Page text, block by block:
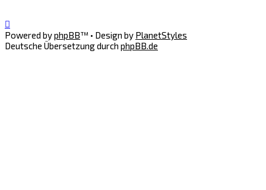
Powered byphpBB™ • Design by PlanetStyles
Deutsche Übersetzung durch phpBB.de